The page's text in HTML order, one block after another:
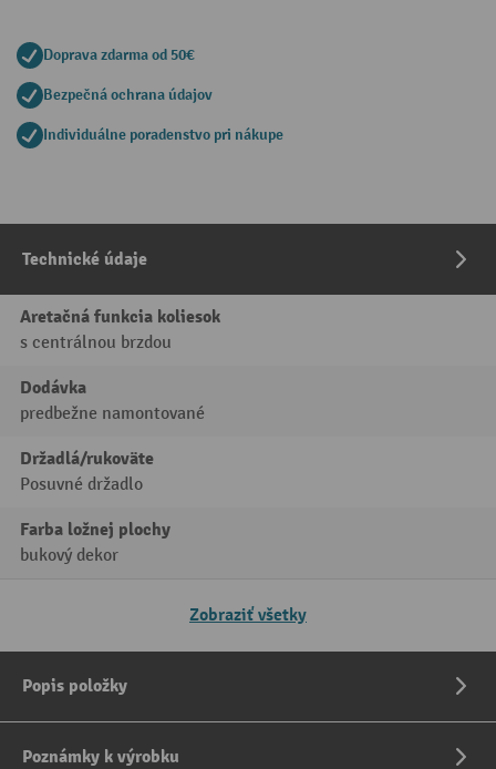
Doprava zdarma od 50€
Bezpečná ochrana údajov
Individuálne poradenstvo pri nákupe
Technické údaje
Aretačná funkcia koliesok
s centrálnou brzdou
Dodávka
predbežne namontované
Držadlá/rukoväte
Posuvné držadlo
Farba ložnej plochy
bukový dekor
Zobraziť všetky
Popis položky
Poznámky k výrobku